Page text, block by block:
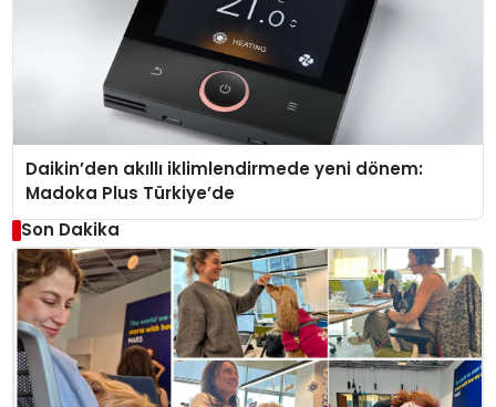
Daikin’den akıllı iklimlendirmede yeni dönem:
Madoka Plus Türkiye’de
Son Dakika